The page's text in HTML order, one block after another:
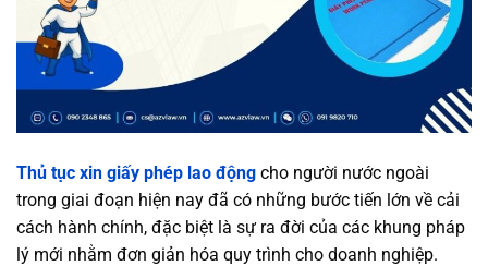
Thủ tục xin giấy phép lao động cho người nước ngoài
trong giai đoạn hiện nay đã có những bước tiến lớn về cải
cách hành chính, đặc biệt là sự ra đời của các khung pháp
lý mới nhằm đơn giản hóa quy trình cho doanh nghiệp.